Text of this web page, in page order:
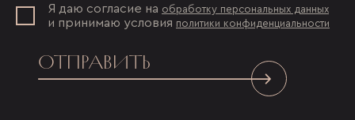
Я даю согласие на обработку персональных данных
и принимаю условия политики конфиденциальности
ОТПРАВИТЬ